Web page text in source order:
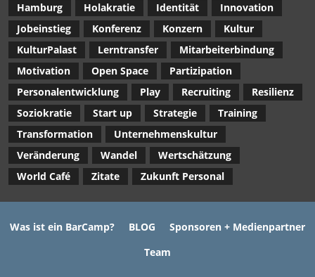
Hamburg
Holakratie Identität
Innovation
Jobeinstieg
Konferenz Konzern
Kultur
KulturPalast
Lerntransfer
Mitarbeiterbindung
Motivation
Open Space
Partizipation
Personalentwicklung
Play Recruiting
Resilienz
Soziokratie
Start up Strategie
Training
Transformation
Unternehmenskultur
Veränderung
Wandel
Wertschätzung
World Café
Zitate Zukunft Personal
Was ist ein BarCamp? BLOG
Sponsoren + Medienpartner
Team